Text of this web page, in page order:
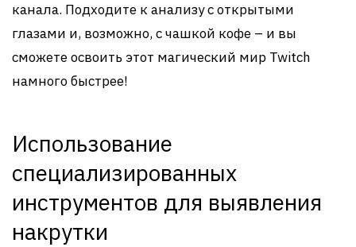
канала. Подходите к анализу с открытыми
глазами и, возможно, с чашкой кофе – и вы
сможете освоить этот магический мир Twitch
намного быстрее!
Использование
специализированных
инструментов для выявления
накрутки